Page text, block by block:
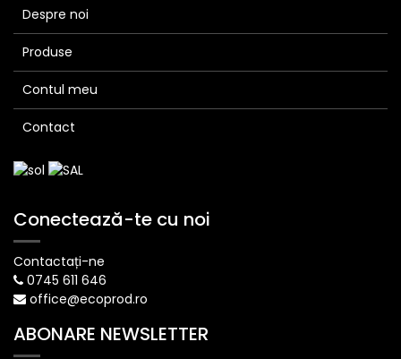
Despre noi
Produse
Contul meu
Contact
Conectează-te cu noi
Contactați-ne
0745 611 646
office@ecoprod.ro
ABONARE NEWSLETTER